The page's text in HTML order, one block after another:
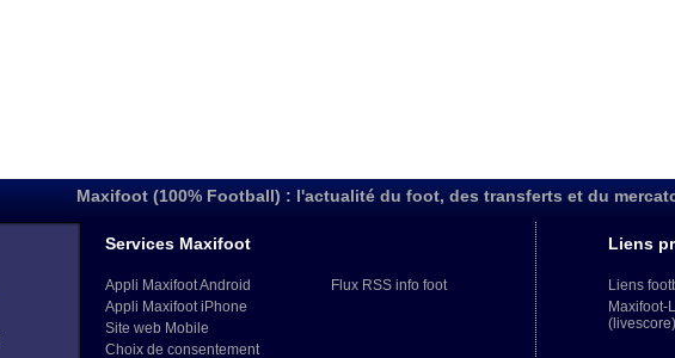
Maxifoot (100% Football) : l'actualité du foot, des transferts et du
Services Maxifoot
Appli Maxifoot Android
Appli Maxifoot iPhone
Site web Mobile
Choix de consentement
Flux RSS info foot
Liens
Liens
Maxifoot-
(livescore)